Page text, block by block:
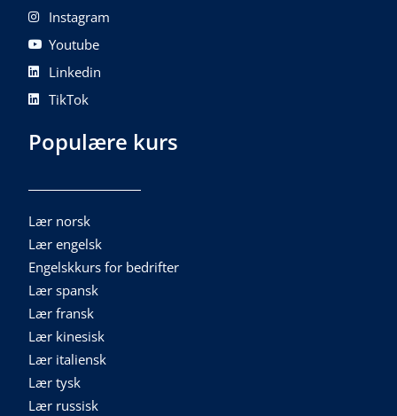
Instagram
Youtube
Linkedin
TikTok
Populære kurs
Lær norsk
Lær engelsk
Engelskkurs for bedrifter
Lær spansk
Lær fransk
Lær kinesisk
Lær italiensk
Lær tysk
Lær russisk